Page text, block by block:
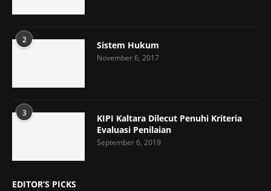
2 Sistem Hukum
November 6, 2017
3
KIPI Kaltara Dilecut Penuhi Kriteria
Evaluasi Penilaian
September 6, 2019
EDITOR’S PICKS